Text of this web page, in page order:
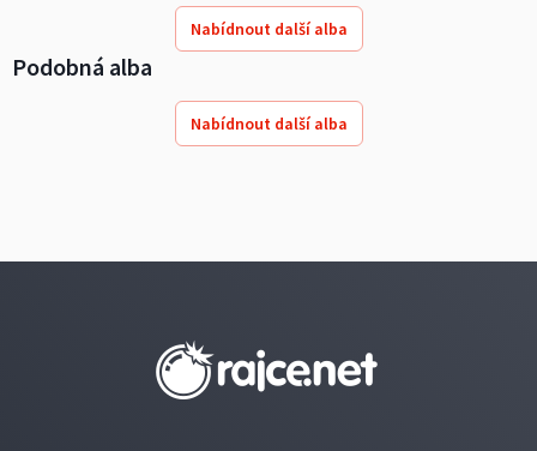
Nabídnout další alba
Podobná alba
Nabídnout další alba